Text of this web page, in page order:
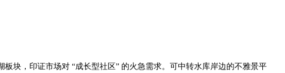
块，印证市场对 “成长型社区” 的火急需求。可中转水库岸边的不雅景平